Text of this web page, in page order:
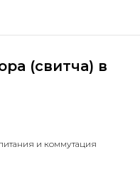
(свитча) в
и коммутация